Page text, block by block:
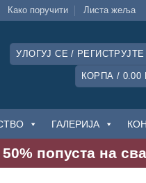
Како поручити Листa жеља
УЛОГУЈ СЕ / РЕГИСТРУЈТЕ
КОРПА / 0.00
ГАЛЕРИЈА
попуста на сва